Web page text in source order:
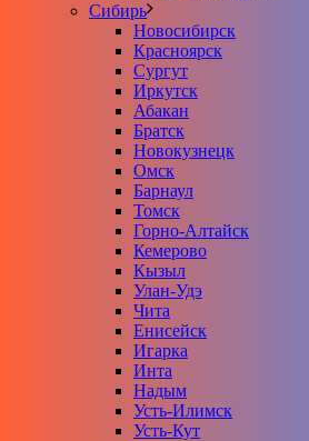
Сибирь
Новосибирск
Красноярск
Сургут
Иркутск
Абакан
Братск
Новокузнецк
Омск
Барнаул
Томск
Горно-Алтайск
Кемерово
Кызыл
Улан-Удэ
Чита
Енисейск
Игарка
Инта
Надым
Усть-Илимск
Усть-Кут